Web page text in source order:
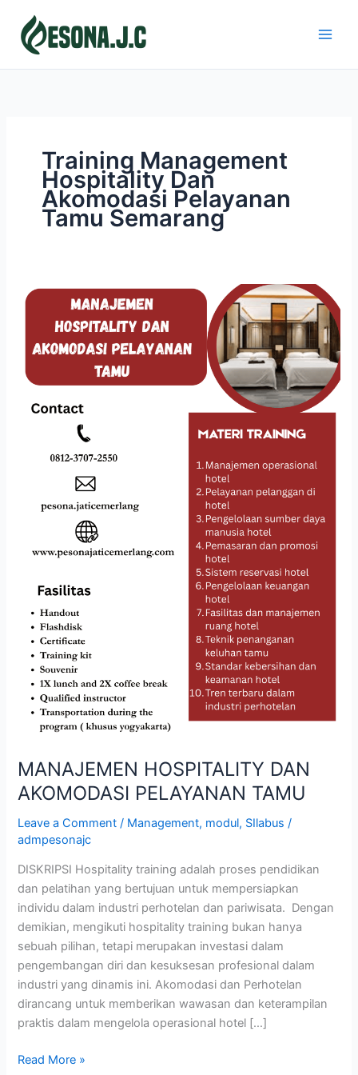
content
Training Management
Hospitality Dan
Akomodasi Pelayanan
Tamu Semarang
MANAJEMEN HOSPITALITY DAN
AKOMODASI PELAYANAN TAMU
Leave a Comment / Management, modul, SIlabus /
admpesonajc
DISKRIPSI Hospitality training adalah proses pendidikan
dan pelatihan yang bertujuan untuk mempersiapkan
individu dalam industri perhotelan dan pariwisata. Dengan
demikian, mengikuti hospitality training bukan hanya
sebuah pilihan, tetapi merupakan investasi dalam
pengembangan diri dan kesuksesan profesional dalam
industri yang dinamis ini. Akomodasi dan Perhotelan
dirancang untuk memberikan wawasan dan keterampilan
praktis dalam mengelola operasional hotel […]
MANAJEMEN
HOSPITALITY
AKOMODASI
PELAYANAN
TAMU
Read More »